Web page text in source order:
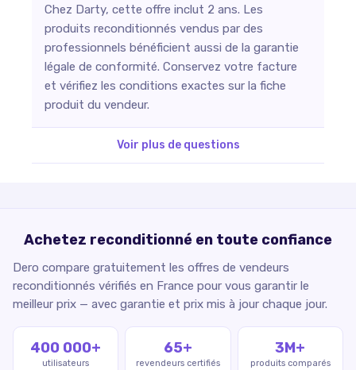
Chez Darty, cette offre inclut 2 ans. Les
produits reconditionnés vendus par des
professionnels bénéficient aussi de la garantie
légale de conformité. Conservez votre facture
et vérifiez les conditions exactes sur la fiche
produit du vendeur.
Voir plus de questions
Achetez reconditionné en toute confiance
Dero compare gratuitement les offres de vendeurs
reconditionnés vérifiés en France pour vous garantir le
meilleur prix — avec garantie et prix mis à jour chaque jour.
400 000+
utilisateurs
65+
revendeurs certifiés
3M+
produits comparés